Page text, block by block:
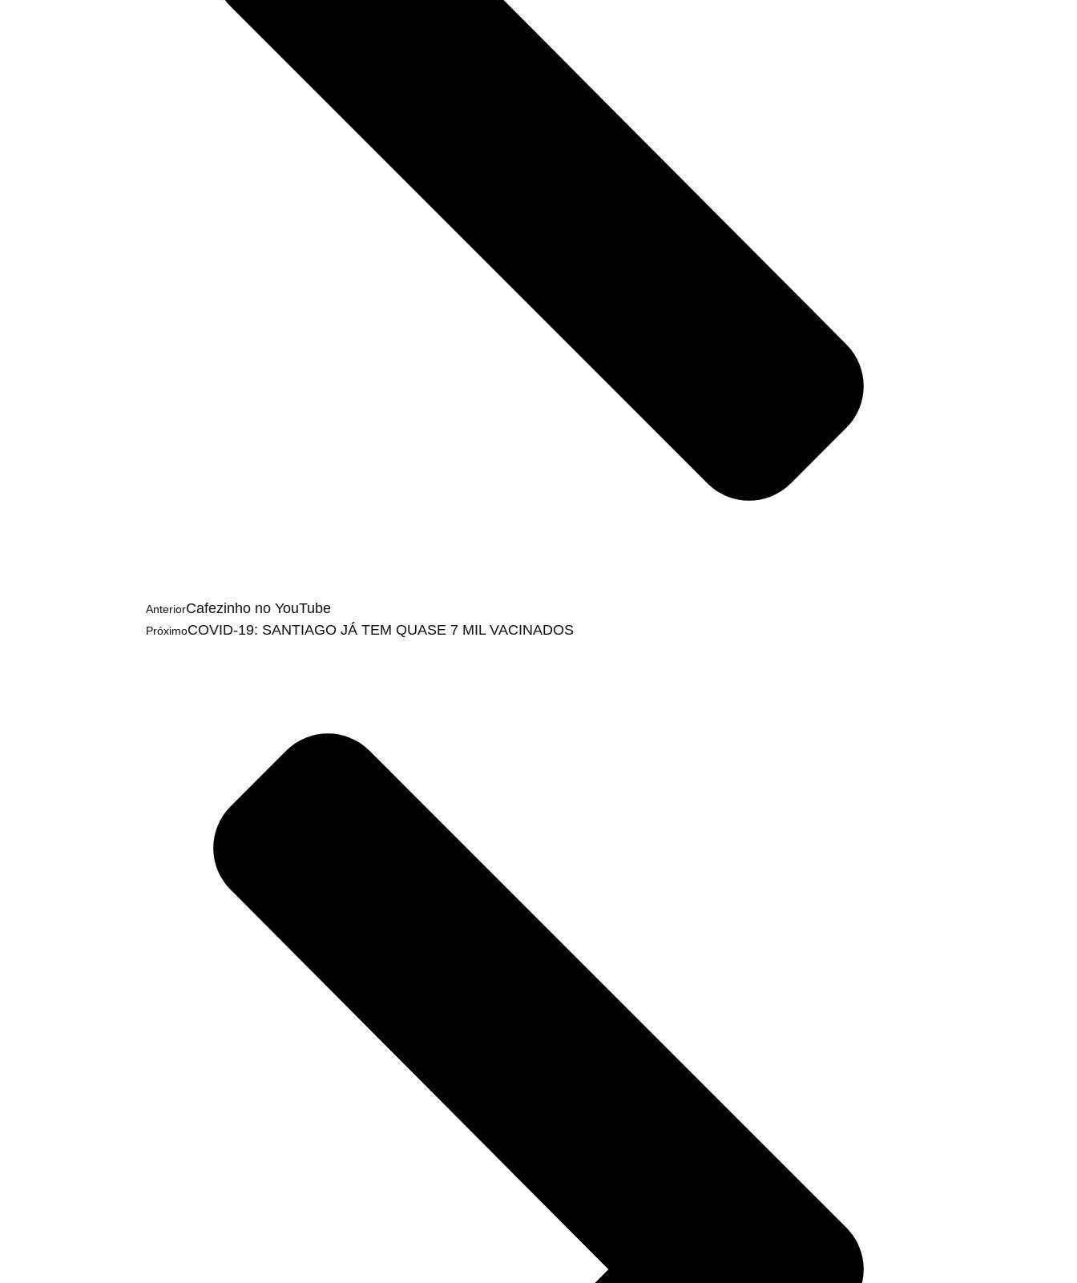
AnteriorCafezinho no YouTube
PróximoCOVID-19: SANTIAGO JÁ TEM QUASE 7 MIL VACINADOS